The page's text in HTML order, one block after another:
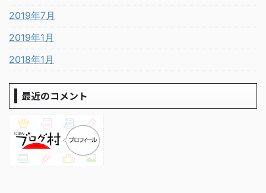
2019年7月
2019年1月
2018年1月
最近のコメント